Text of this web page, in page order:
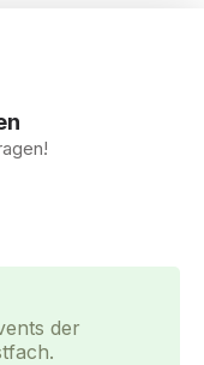
der